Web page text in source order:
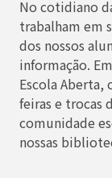
No cotidiano
trabalham em
dos nossos
informação.
Escola Aberta,
feiras e trocas
comunidade
nossas